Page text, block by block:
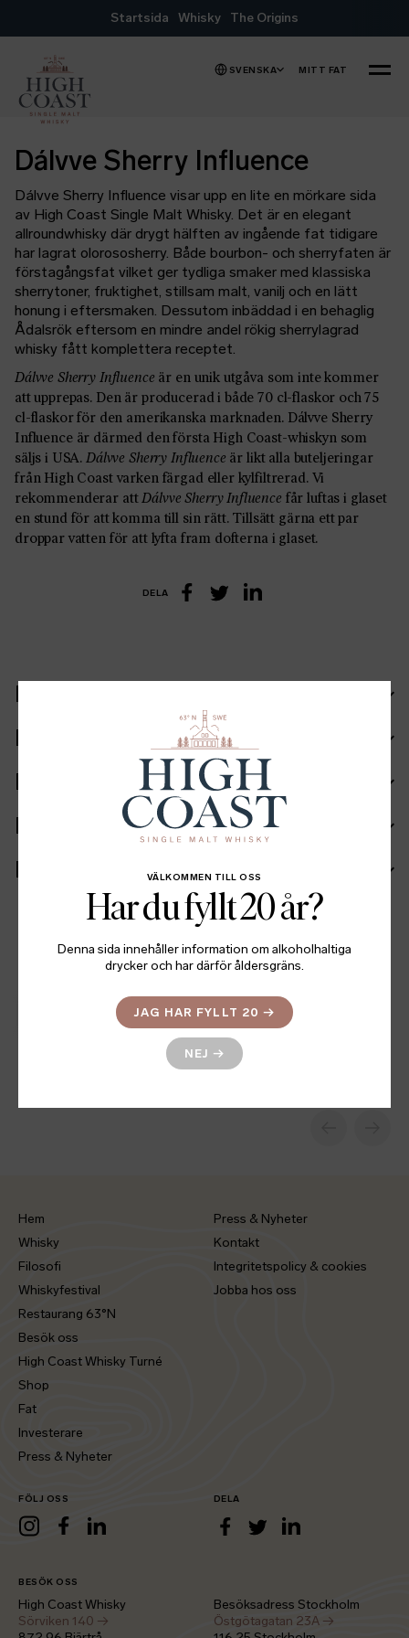
Hoppa till innehåll
SVENSKA MITT FAT MENY
Startsida Whisky The Origins
Dálvve Sherry Influence
Dálvve Sherry Influence visar upp en lite en mörkare sida
av High Coast Single Malt Whisky. Det är en elegant
allroundwhisky där drygt hälften av ingående fat tidigare
har lagrat olorososherry. Både bourbon- och sherryfaten är
förstagångsfat vilket ger tydliga smaker med klassiska
sherrytoner, fruktighet, stillsam malt, vanilj och en lätt
honung i eftersmaken. Dessutom inbäddad i en behaglig
Ådalsrök eftersom en mindre andel rökig sherrylagrad
whisky fått komplettera receptet.
Dálvve Sherry Influence är en unik utgåva som inte kommer
att upprepas. Den är producerad i både 70 cl-flaskor och 75
cl-flaskor för den amerikanska marknaden. Dálvve Sherry
Influence är därmed den första High Coast-whiskyn som
säljs i USA.Dálvve Sherry Influence är likt alla buteljeringar
från High Coast varken färgad eller kylfiltrerad. Vi
rekommenderar attDálvve Sherry Influence får luftas i glaset
en stund för att komma till sin rätt. Tillsätt gärna ett par
droppar vatten för att lyfta fram dofterna i glaset.
DELA
Facebook
TwitterLinkedIn
Recept
Ingående fat
Ingredienser
Fakta
Batch info
Relaterade produkter
Dàlvve - The Signature Malt
Hem
Whisky
Filosofi
Whiskyfestival
Restaurang 63°N
Besök oss
High Coast Whisky Turné
Shop
Fat
Investerare
Press & Nyheter
Press & Nyheter
Kontakt
Integritetspolicy & cookies
Jobba hos oss
FÖLJ OSS
InstagramFacebookLinkedIn
DELA
FacebookTwitterLinkedIn
BESÖK OSS
High Coast Whisky
Sörviken 140 →
Besöksadress Stockholm
Östgötagatan 23A →
VÄLKOMMEN TILL OSS
Har du fyllt 20 år?
Denna sida innehåller information om alkoholhaltiga
drycker och har därför åldersgräns.
JAG HAR FYLLT 20 →
NEJ →